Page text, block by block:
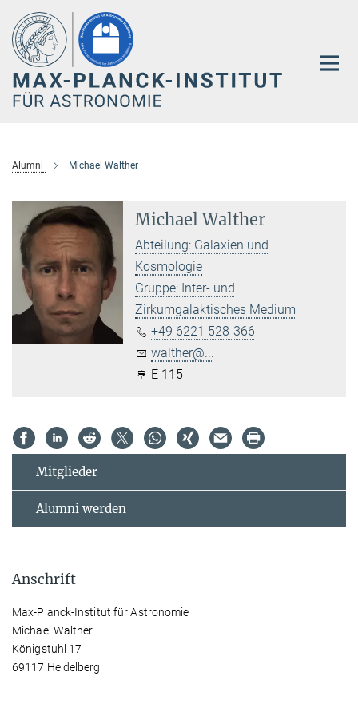
Hauptinhalt
Alumni Michael Walther
Michael Walther
Abteilung: Galaxien und
Kosmologie
Gruppe: Inter- und
Zirkumgalaktisches Medium
+49 6221 528-366
walther@...
E 115
Mitglieder
Alumni werden
Anschrift
Max-Planck-Institut für Astronomie
Michael Walther
Königstuhl 17
69117 Heidelberg